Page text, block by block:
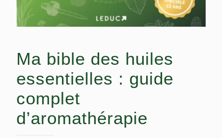
Ma bible des huiles
essentielles : guide
complet
d’aromathérapie